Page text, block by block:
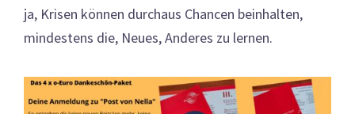
ja, Krisen können durchaus Chancen beinhalten,
mindestens die, Neues, Anderes zu lernen.